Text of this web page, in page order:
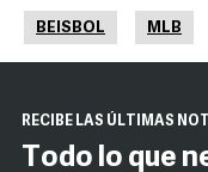
BEISBOL MLB
RECIBE LAS ÚLTIMAS
Todo lo que